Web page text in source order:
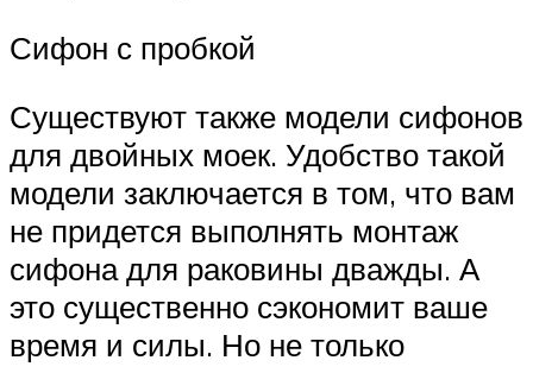
Сифон с пробкой
Существуют также модели сифонов
для двойных моек. Удобство такой
модели заключается в том, что вам
не придется выполнять монтаж
сифона для раковины дважды. А
это существенно сэкономит ваше
время и силы. Но не только